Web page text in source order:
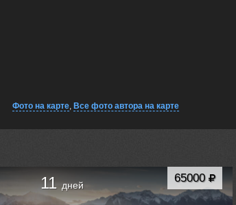
Фото на карте, Все фото автора на карте
65000
11дней